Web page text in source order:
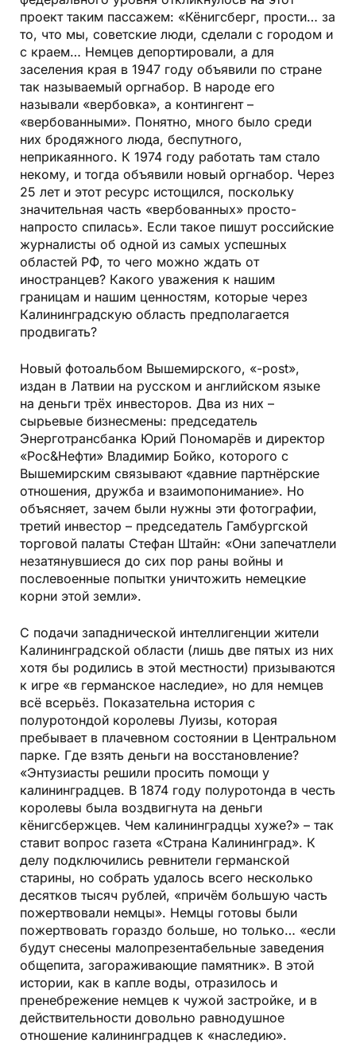
проект таким пассажем: «Кёнигсберг, прости… за
то, что мы, советские люди, сделали с городом и
с краем… Немцев депортировали, а для
заселения края в 1947 году объявили по стране
так называемый оргнабор. В народе его
называли «вербовка», а контингент –
«вербованными». Понятно, много было среди
них бродяжного люда, беспутного,
неприкаянного. К 1974 году работать там стало
некому, и тогда объявили новый оргнабор. Через
25 лет и этот ресурс истощился, поскольку
значительная часть «вербованных» просто-
напросто спилась». Если такое пишут российские
журналисты об одной из самых успешных
областей РФ, то чего можно ждать от
иностранцев? Какого уважения к нашим
границам и нашим ценностям, которые через
Калининградскую область предполагается
продвигать?
Новый фотоальбом Вышемирского, «-post»,
издан в Латвии на русском и английском языке
на деньги трёх инвесторов. Два из них –
сырьевые бизнесмены: председатель
Энерготрансбанка Юрий Пономарёв и директор
«Рос&Нефти» Владимир Бойко, которого с
Вышемирским связывают «давние партнёрские
отношения, дружба и взаимопонимание». Но
объясняет, зачем были нужны эти фотографии,
третий инвестор – председатель Гамбургской
торговой палаты Стефан Штайн: «Они запечатлели
незатянувшиеся до сих пор раны войны и
послевоенные попытки уничтожить немецкие
корни этой земли».
С подачи западнической интеллигенции жители
Калининградской области (лишь две пятых из них
хотя бы родились в этой местности) призываются
к игре «в германское наследие», но для немцев
всё всерьёз. Показательна история с
полуротондой королевы Луизы, которая
пребывает в плачевном состоянии в Центральном
парке. Где взять деньги на восстановление?
«Энтузиасты решили просить помощи у
калининградцев. В 1874 году полуротонда в честь
королевы была воздвигнута на деньги
кёнигсбержцев. Чем калининградцы хуже?» – так
ставит вопрос газета «Страна Калининград». К
делу подключились ревнители германской
старины, но собрать удалось всего несколько
десятков тысяч рублей, «причём большую часть
пожертвовали немцы». Немцы готовы были
пожертвовать гораздо больше, но только… «если
будут снесены малопрезентабельные заведения
общепита, загораживающие памятник». В этой
истории, как в капле воды, отразилось и
пренебрежение немцев к чужой застройке, и в
действительности довольно равнодушное
отношение калининградцев к «наследию».